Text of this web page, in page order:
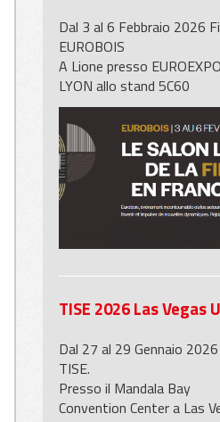
Dal 3 al 6 Febbraio 2026
EUROBOIS
A Lione presso EUROEXPO
LYON allo stand 5C60
TISE 2026 Las Vegas
Dal 27 al 29 Gennaio
TISE.
Presso il Mandala Bay
Convention Center a Las